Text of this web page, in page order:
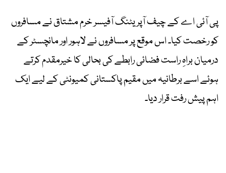
پی آئی اے کے چیف آپریٹنگ آفیسر خرم مشتاق نے مسافروں
کو رخصت کیا۔ اس موقع پر مسافروں نے لاہور اور مانچسٹر کے
درمیان براہِ راست فضائی رابطے کی بحالی کا خیرمقدم کرتے
ہوئے اسے برطانیہ میں مقیم پاکستانی کمیونٹی کے لیے ایک
اہم پیش رفت قرار دیا۔